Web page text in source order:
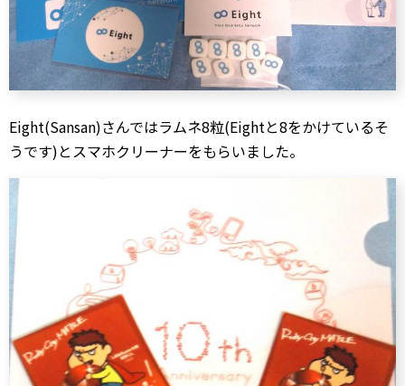
Eight(Sansan)さんではラムネ8粒(Eightと8をかけているそ
うです)とスマホクリーナーをもらいました。